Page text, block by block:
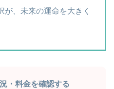
が、未来の運命を大きく
・料金を確認する